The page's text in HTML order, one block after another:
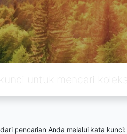
dari pencarian Anda melalui kata kunci: